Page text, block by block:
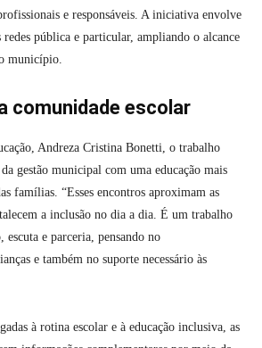
e responsáveis. A iniciativa envolve
redes pública e particular, ampliando o alcance
município.
comunidade escolar
Andreza Cristina Bonetti, o trabalho
gestão municipal com uma educação mais
famílias. “Esses encontros aproximam as
a inclusão no dia a dia. É um trabalho
e parceria, pensando no
e também no suporte necessário às
à rotina escolar e à educação inclusiva, as